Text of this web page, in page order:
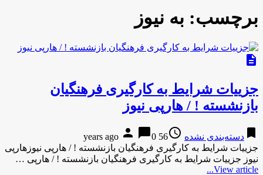
برچسب: به نیوز
description
جزییات شرایط به کارگیری فرهنگیان
بازنشسته ! / هارپی نیوز
bookmark دسته‌بندی نشده access_time
56 years ago
person chat_bubble0
جزییات شرایط به کارگیری فرهنگیان بازنشسته ! / هارپی نیوزهارپی
نیوز جزییات شرایط به کارگیری فرهنگیان بازنشسته ! / هارپی …
View article...